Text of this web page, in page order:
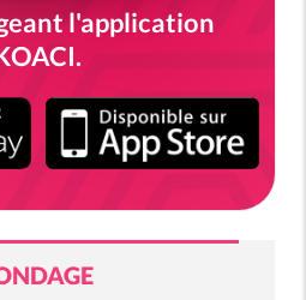
l'application